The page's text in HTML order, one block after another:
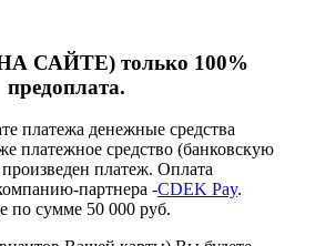
САЙТЕ) только 100%
предоплата.
платежа денежные средства
платежное средство (банковскую
платеж. Оплата
партнера -CDEK Pay.
по сумме 50 000 руб.